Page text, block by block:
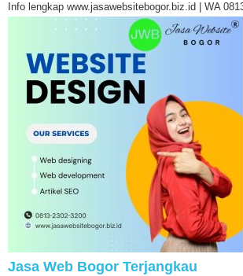
Info lengkap www.jasawebsitebogor.biz.id | WA
Jasa Web Bogor Terjangkau